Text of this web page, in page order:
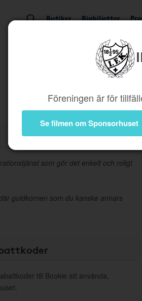
Butiker Biobiljetter
Föreningen är för
Se filmen om Sponsorhuset
som gör det enkelt och roligt
guldkornen som du kanske annars
till Bookie att använda,